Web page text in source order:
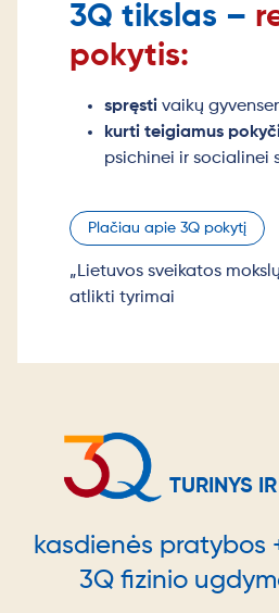
3Q tikslas –
pokytis:
spręsti vaikų
kurti teigiamus
psichinei ir socialinei
Plačiau apie 3Q pokytį
„Lietuvos sveikatos
atlikti tyrimai
TURINYS
kasdienės pratybos
3Q fizinio